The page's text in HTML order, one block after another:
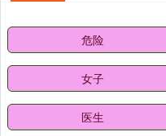
危险
女子
医生